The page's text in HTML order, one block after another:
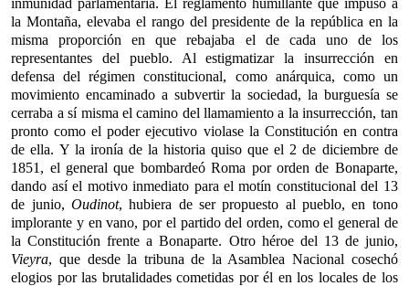
inmunidad parlamentaria. El reglamento humillante que impuso a
la Montaña, elevaba el rango del presidente de la república en la
misma proporción en que rebajaba el de cada uno de los
representantes del pueblo. Al estigmatizar la insurrección en
defensa del régimen constitucional, como anárquica, como un
movimiento encaminado a subvertir la sociedad, la burguesía se
cerraba a sí misma el camino del llamamiento a la insurrección, tan
pronto como el poder ejecutivo violase la Constitución en contra
de ella. Y la ironía de la historia quiso que el 2 de diciembre de
1851, el general que bombardeó Roma por orden de Bonaparte,
dando así el motivo inmediato para el motín constitucional del 13
de junio, Oudinot, hubiera de ser propuesto al pueblo, en tono
implorante y en vano, por el partido del orden, como el general de
la Constitución frente a Bonaparte. Otro héroe del 13 de junio,
Vieyra, que desde la tribuna de la Asamblea Nacional cosechó
elogios por las brutalidades cometidas por él en los locales de los